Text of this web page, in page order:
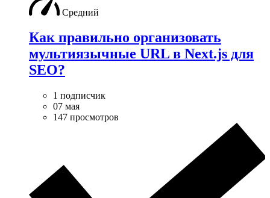
Средний
Как правильно организовать
мультиязычные URL в Next.js для
SEO?
1 подписчик
07 мая
147 просмотров